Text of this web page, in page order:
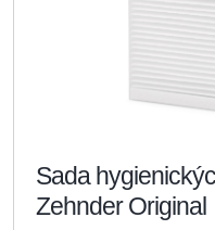
Sada
Zehnder Original